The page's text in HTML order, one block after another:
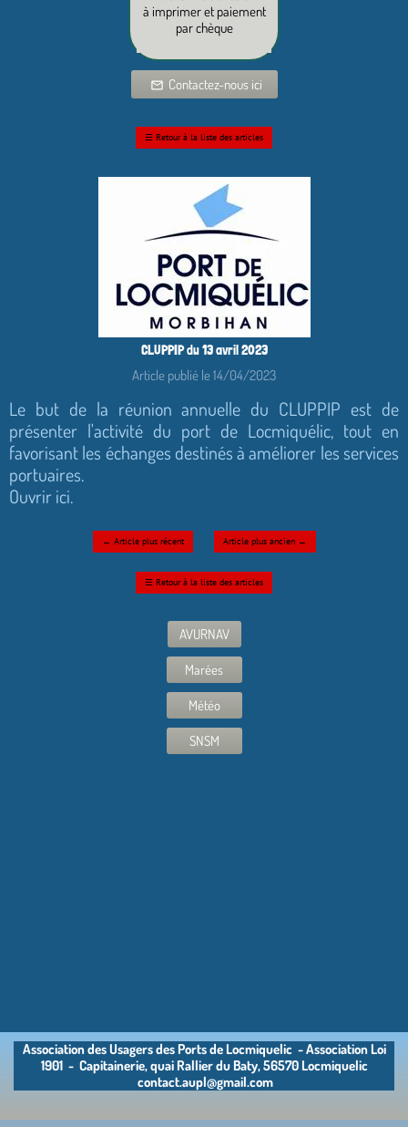
à imprimer et paiement
par chèque
mail_outline Contactez-nous ici
☰ Retour à la liste des articles
CLUPPIP du 13 avril 2023
Article publié le 14/04/2023
Le but de la réunion annuelle du CLUPPIP est de
présenter l'activité du port de Locmiquélic, tout en
favorisant les échanges destinés à améliorer les services
portuaires.
Ouvrir ici.
← Article plus récent Article plus ancien→
☰ Retour à la liste des articles
AVURNAV
Marées
Météo
SNSM
Association des Usagers des Ports de Locmiquelic - Association Loi
1901 - Capitainerie, quai Rallier du Baty, 56570 Locmiquelic
contact.aupl@gmail.com